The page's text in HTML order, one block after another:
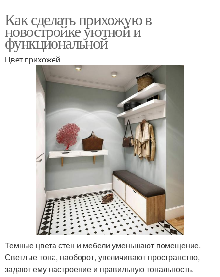
Как сделать прихожую в
новостройке уютной и
функциональной
Цвет прихожей
Темные цвета стен и мебели уменьшают помещение.
Светлые тона, наоборот, увеличивают пространство,
задают ему настроение и правильную тональность.